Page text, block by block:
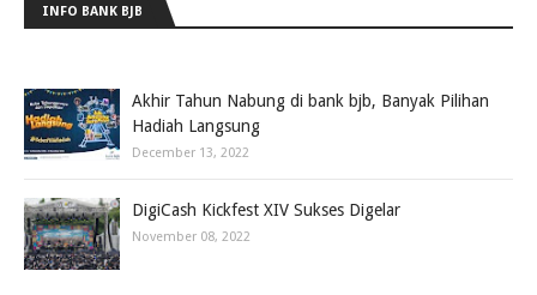
INFO BANK BJB
Akhir Tahun Nabung di bank bjb, Banyak Pilihan
Hadiah Langsung
December 13, 2022
DigiCash Kickfest XIV Sukses Digelar
November 08, 2022